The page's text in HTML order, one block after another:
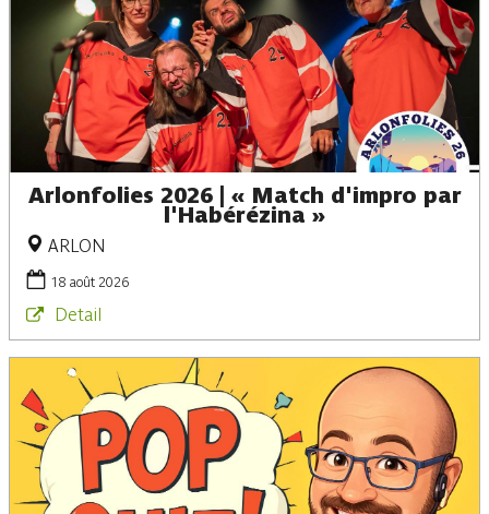
Arlonfolies 2026 | « Match d'impro par
l'Habérézina »
ARLON
18 août 2026
Detail